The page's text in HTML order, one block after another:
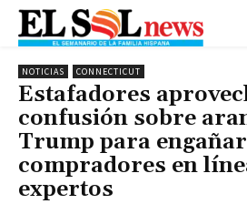
NOTICIAS CONNECTICUT
Estafadores
confusión sobre
Trump para
compradores en
expertos